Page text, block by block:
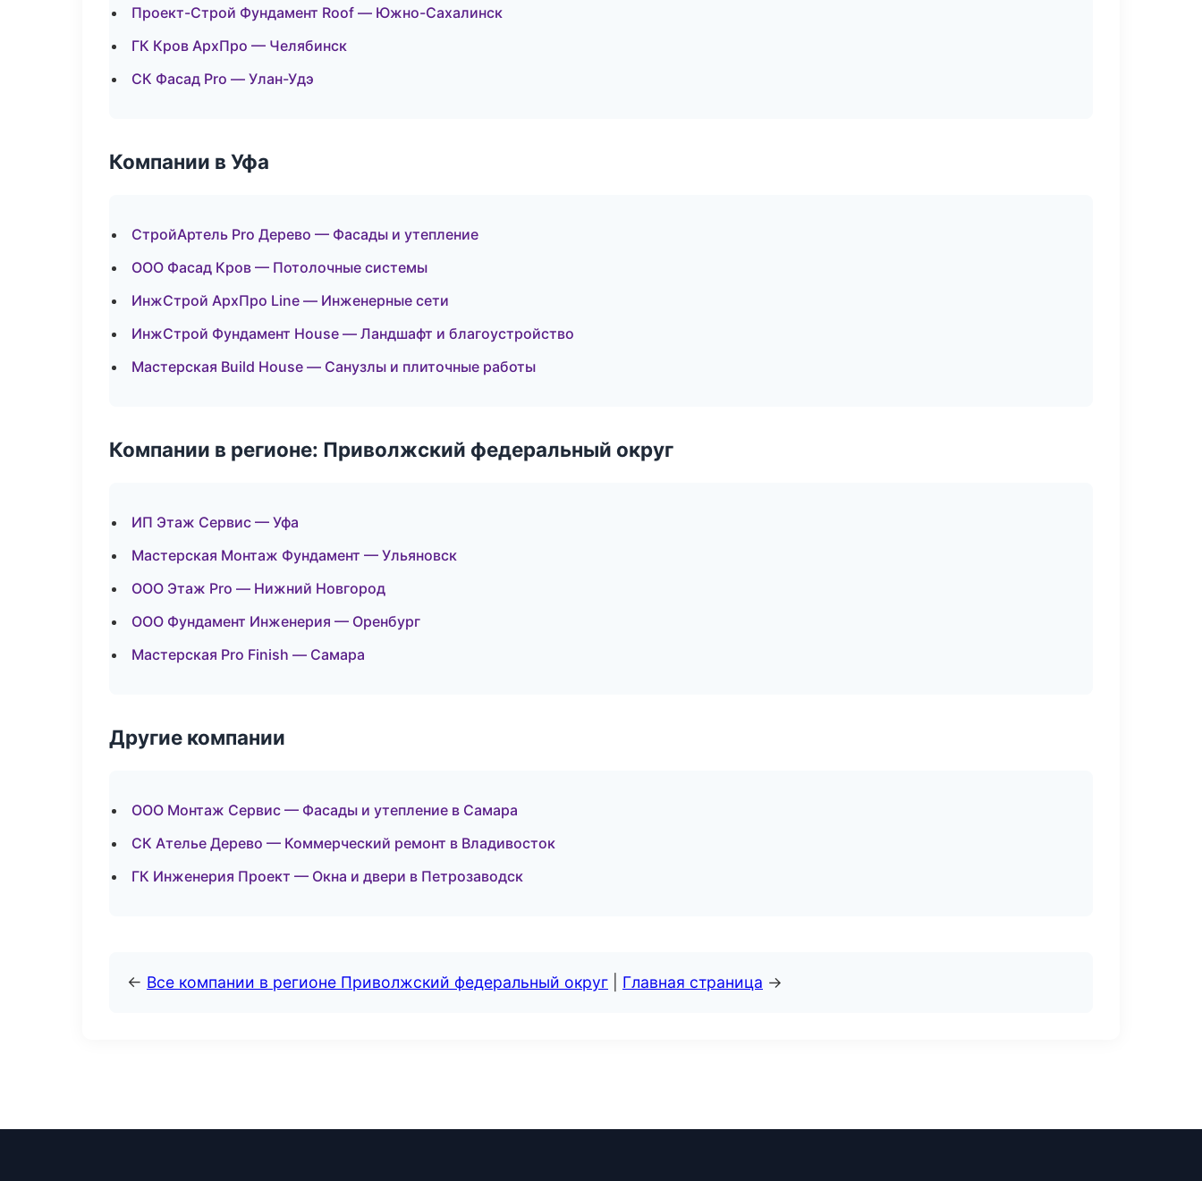
Проект-Строй Фундамент Roof — Южно-Сахалинск
ГК Кров АрхПро — Челябинск
СК Фасад Pro — Улан-Удэ
Компании в Уфа
СтройАртель Pro Дерево — Фасады и утепление
ООО Фасад Кров — Потолочные системы
ИнжСтрой АрхПро Line — Инженерные сети
ИнжСтрой Фундамент House — Ландшафт и благоустройство
Мастерская Build House — Санузлы и плиточные работы
Компании в регионе: Приволжский федеральный округ
ИП Этаж Сервис — Уфа
Мастерская Монтаж Фундамент — Ульяновск
ООО Этаж Pro — Нижний Новгород
ООО Фундамент Инженерия — Оренбург
Мастерская Pro Finish — Самара
Другие компании
ООО Монтаж Сервис — Фасады и утепление в Самара
СК Ателье Дерево — Коммерческий ремонт в Владивосток
ГК Инженерия Проект — Окна и двери в Петрозаводск
← Все компании в регионе Приволжский федеральный округ Главная страница →